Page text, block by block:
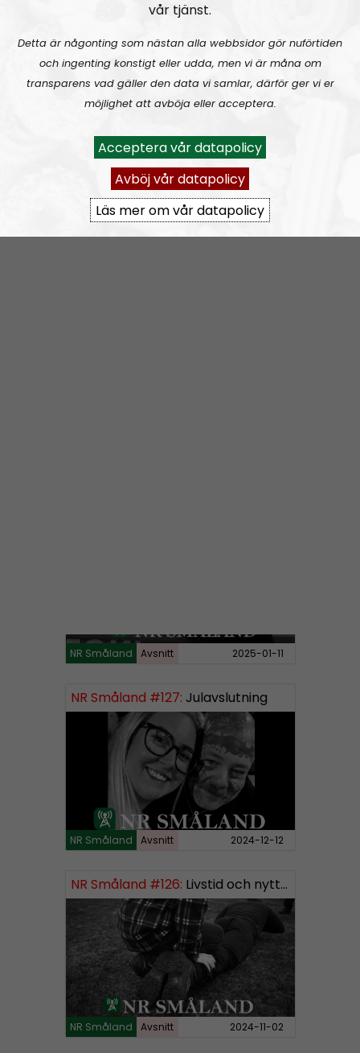
https://nordiskradio.se/?format=mp3-
rss&show=nr-smland
NR Småland #130:Tillbakablicken.
NR Småland Avsnitt 2025-01-11
NR Småland #127: Julavslutning
NR Småland Avsnitt 2024-12-12
NR Småland #126: Livstid och nytt segment
NR Småland Avsnitt 2024-11-02
vår tjänst.
Detta är någonting som nästan alla webbsidor gör nuförtiden
och ingenting konstigt eller udda, men vi är måna om
transparens vad gäller den data vi samlar, därför ger vi er
möjlighet att avböja eller acceptera.
Acceptera vår datapolicy
Avböj vår datapolicy
Läs mer om vår datapolicy